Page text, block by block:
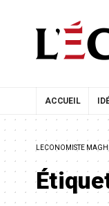
ACCUEIL
LECONOMISTE